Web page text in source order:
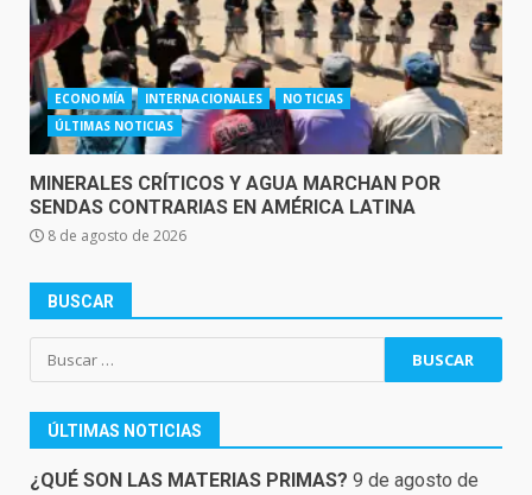
ECONOMÍA INTERNACIONALES
NOTICIAS
ÚLTIMAS NOTICIAS
MINERALES CRÍTICOS Y AGUA MARCHAN POR
SENDAS CONTRARIAS EN AMÉRICA LATINA
8 de agosto de 2026
BUSCAR
Buscar:
ÚLTIMAS NOTICIAS
¿QUÉ SON LAS MATERIAS PRIMAS? 9 de agosto de